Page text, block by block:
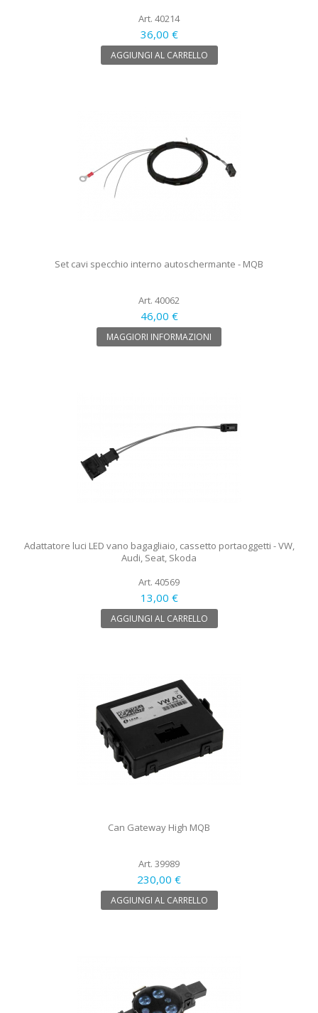
Art. 40214
36,00 €
AGGIUNGI AL CARRELLO
Set cavi specchio interno autoschermante - MQB
Art. 40062
46,00 €
MAGGIORI INFORMAZIONI
Adattatore luci LED vano bagagliaio, cassetto portaoggetti - VW,
Audi, Seat, Skoda
Art. 40569
13,00 €
AGGIUNGI AL CARRELLO
Can Gateway High MQB
Art. 39989
230,00 €
AGGIUNGI AL CARRELLO